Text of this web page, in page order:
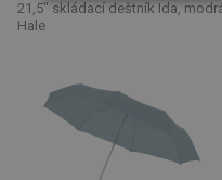
21,5" skládací deštník Ida,
Hale